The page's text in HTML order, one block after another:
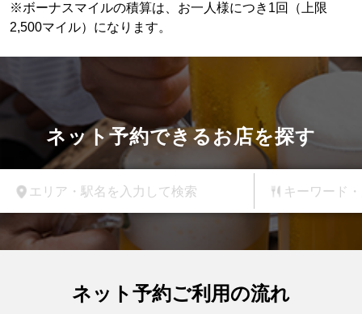
※ボーナスマイルの積算は、お一人様につき1回（上限
2,500マイル）になります。
ネット予約できるお店を探す
エリア・駅名を入力して検索 キーワード
ネット予約ご利用の流れ